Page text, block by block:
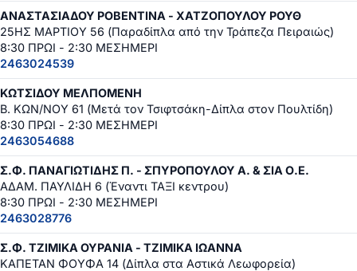
ΑΝΑΣΤΑΣΙΑΔΟΥ ΡΟΒΕΝΤΙΝΑ - ΧΑΤΖΟΠΟΥΛΟΥ ΡΟΥΘ
25ΗΣ ΜΑΡΤΙΟΥ 56 (Παραδίπλα από την Τράπεζα Πειραιώς)
8:30 ΠΡΩΙ - 2:30 ΜΕΣΗΜΕΡΙ
2463024539
ΚΩΤΣΙΔΟΥ ΜΕΛΠΟΜΕΝΗ
Β. ΚΩΝ/ΝΟΥ 61 (Μετά τον Τσιφτσάκη-Δίπλα στον Πουλτίδη)
8:30 ΠΡΩΙ - 2:30 ΜΕΣΗΜΕΡΙ
2463054688
Σ.Φ. ΠΑΝΑΓΙΩΤΙΔΗΣ Π. - ΣΠΥΡΟΠΟΥΛΟΥ Α. & ΣΙΑ Ο.Ε.
ΑΔΑΜ. ΠΑΥΛΙΔΗ 6 (Έναντι ΤΑΞΙ κεντρου)
8:30 ΠΡΩΙ - 2:30 ΜΕΣΗΜΕΡΙ
2463028776
Σ.Φ. ΤΖΙΜΙΚΑ ΟΥΡΑΝΙΑ - ΤΖΙΜΙΚΑ ΙΩΑΝΝΑ
ΚΑΠΕΤΑΝ ΦΟΥΦΑ 14 (Δίπλα στα Αστικά Λεωφορεία)